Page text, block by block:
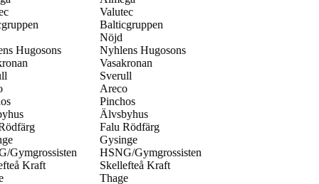
Balticgruppen
Nyhlens Hugosons
Vasakronan
Älvsbyhus
Falu Rödfärg
Gysinge
HSNG/Gymgrossisten
Skellefteå Kraft